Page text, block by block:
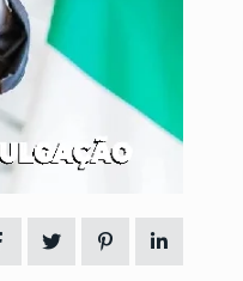
CONTRA A
25, 2024
debate práticas na